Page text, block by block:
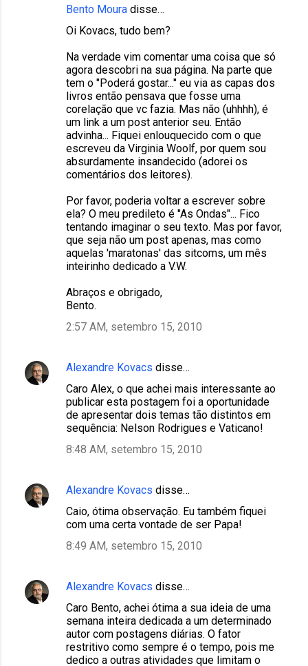
Bento Moura disse…
Oi Kovacs, tudo bem?
Na verdade vim comentar uma coisa que só
agora descobri na sua página. Na parte que
tem o "Poderá gostar..." eu via as capas dos
livros então pensava que fosse uma
corelação que vc fazia. Mas não (uhhhh), é
um link a um post anterior seu. Então
advinha... Fiquei enlouquecido com o que
escreveu da Virginia Woolf, por quem sou
absurdamente insandecido (adorei os
comentários dos leitores).
Por favor, poderia voltar a escrever sobre
ela? O meu predileto é "As Ondas"... Fico
tentando imaginar o seu texto. Mas por favor,
que seja não um post apenas, mas como
aquelas 'maratonas' das sitcoms, um mês
inteirinho dedicado a V.W.
Abraços e obrigado,
Bento.
2:57 AM, setembro 15, 2010
Alexandre Kovacs disse…
Caro Alex, o que achei mais interessante ao
publicar esta postagem foi a oportunidade
de apresentar dois temas tão distintos em
sequência: Nelson Rodrigues e Vaticano!
8:48 AM, setembro 15, 2010
Alexandre Kovacs disse…
Caio, ótima observação. Eu também fiquei
com uma certa vontade de ser Papa!
8:49 AM, setembro 15, 2010
Alexandre Kovacs disse…
Caro Bento, achei ótima a sua ideia de uma
semana inteira dedicada a um determinado
autor com postagens diárias. O fator
restritivo como sempre é o tempo, pois me
dedico a outras atividades que limitam o